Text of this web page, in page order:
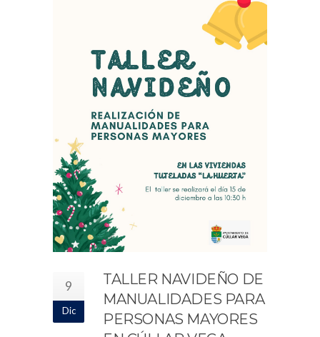
9
Dic
TALLER NAVIDEÑO DE
MANUALIDADES PARA
PERSONAS MAYORES